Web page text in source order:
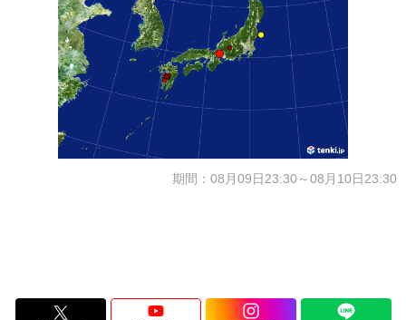
期間：08月09日23:30～08月10日23:30